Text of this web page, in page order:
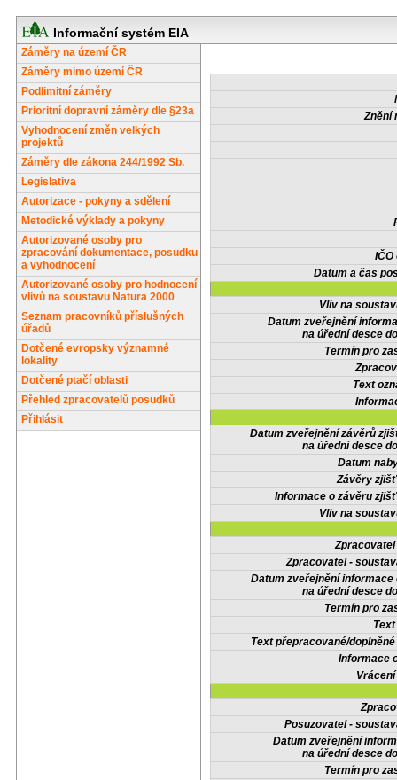
Informační systém EIA
Záměry na území ČR
Záměry mimo území ČR
Podlimitní záměry
Prioritní dopravní záměry dle §23a
Vyhodnocení změn velkých
projektů
Záměry dle zákona 244/1992 Sb.
Legislativa
Autorizace - pokyny a sdělení
Metodické výklady a pokyny
Autorizované osoby pro
zpracování dokumentace, posudku
a vyhodnocení
Autorizované osoby pro hodnocení
vlivů na soustavu Natura 2000
Seznam pracovníků příslušných
úřadů
Dotčené evropsky významné
lokality
Dotčené ptačí oblasti
Přehled zpracovatelů posudků
Přihlásit
Znění
IČO
Datum a čas
Vliv na
Datum zveřejnění
na úřední desce
Termín pro
Text
Datum zveřejnění závěrů
na úřední desce
Datum
Závěry
Informace o závěru
Vliv na
Zpracovatel -
Datum zveřejnění informace
na úřední desce
Termín pro
Text přepracované/
Informace
Posuzovatel -
Datum zveřejnění
na úřední desce
Termín pro